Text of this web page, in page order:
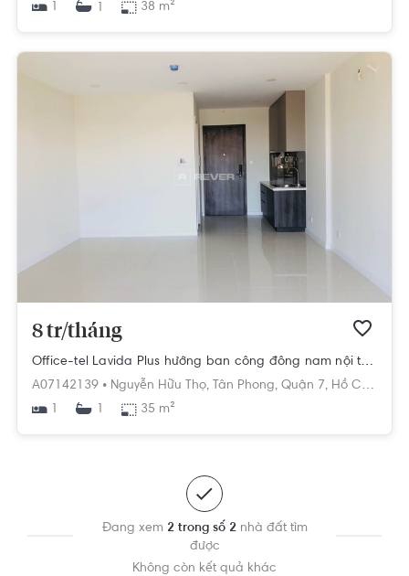
1
1 38 m²
8 tr/tháng
Office-tel Lavida Plus hướng ban công đông nam nội thất cơ bản diện tích 35m².
A07142139 • Nguyễn Hữu Thọ, Tân Phong, Quận 7, Hồ Chí Minh
1 35 m²
Đang xem 2 trong số 2nhà đất tìm
được
Không còn kết quả khác